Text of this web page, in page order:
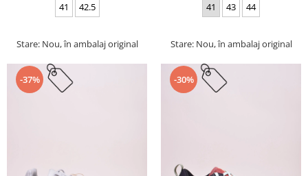
41 42.5
Stare: Nou, în ambalaj original
41 43 44
Stare: Nou, în ambalaj original
-37% -30%